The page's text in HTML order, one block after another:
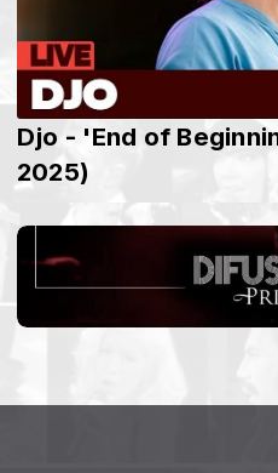
Djo - 'End of
2025)